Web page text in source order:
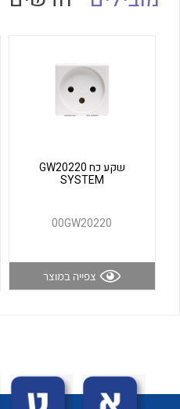
לכל מוצרי היצרן
שקע כח GW20220
SYSTEM
00GW20220
צפייה במוצר